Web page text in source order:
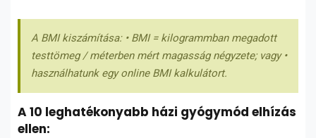
A BMI kiszámítása: • BMI = kilogrammban megadott
testtömeg / méterben mért magasság négyzete; vagy •
használhatunk egy online BMI kalkulátort.
A 10 leghatékonyabb házi gyógymód elhízás
ellen: